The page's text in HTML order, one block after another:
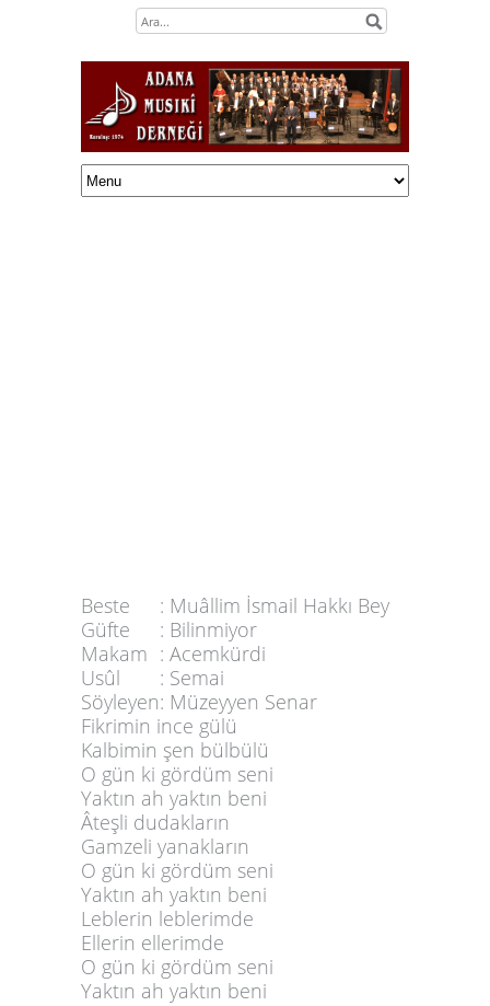
Beste : Muâllim İsmail Hakkı Bey
Güfte
: Bilinmiyor
Makam : Acemkürdi
Usûl
: Semai
Söyleyen: Müzeyyen Senar
Fikrimin ince gülü
Kalbimin şen bülbülü
O gün ki gördüm seni
Yaktın ah yaktın beni
Âteşli dudakların
Gamzeli yanakların
O gün ki gördüm seni
Yaktın ah yaktın beni
Leblerin leblerimde
Ellerin ellerimde
O gün ki gördüm seni
Yaktın ah yaktın beni